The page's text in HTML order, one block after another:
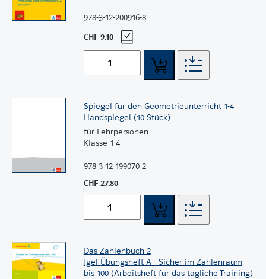
978-3-12-200916-8
CHF 9.10
Spiegel für den Geometrieunterricht 1-4
Handspiegel (10 Stück)
für Lehrpersonen
Klasse 1-4
978-3-12-199070-2
CHF 27.80
Das Zahlenbuch 2
Igel-Übungsheft A - Sicher im Zahlenraum
bis 100 (Arbeitsheft für das tägliche Training)